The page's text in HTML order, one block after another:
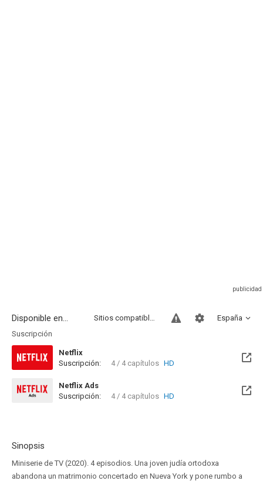
Disponible en... España
Sitios compatibles
Suscripción
Netflix
Suscripción:
4 / 4 capítulos HD
Netflix Ads
Suscripción:
4 / 4 capítulos HD
Sinopsis
Miniserie de TV (2020). 4 episodios. Una joven judía ortodoxa
abandona un matrimonio concertado en Nueva York y pone rumbo a